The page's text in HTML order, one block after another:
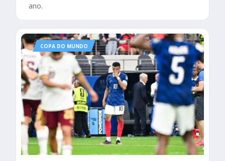
ano.
COPA DO MUNDO